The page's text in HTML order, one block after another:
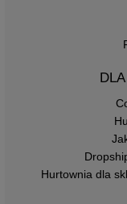
Hurtownia dla